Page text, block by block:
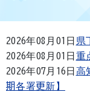
2026年08月01日 県
2026年08月01日 重
2026年07月16日 高
期各署更新】